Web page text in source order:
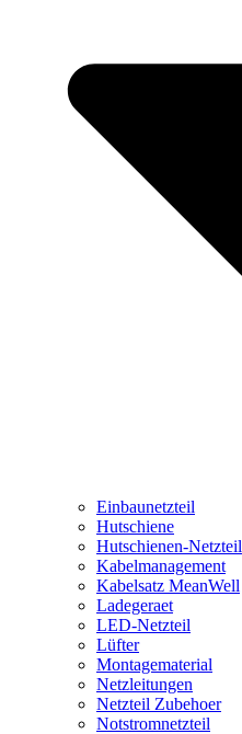
Einbaunetzteil
Hutschiene
Hutschienen-Netzteil
Kabelmanagement
Kabelsatz MeanWell
Ladegeraet
LED-Netzteil
Lüfter
Montagematerial
Netzleitungen
Netzteil Zubehoer
Notstromnetzteil